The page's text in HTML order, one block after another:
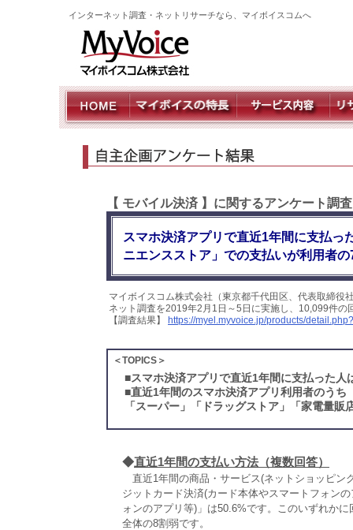
インターネット調査・ネットリサーチなら、マイボイスコムへ
【 モバイル決済 】に関するアンケート調
スマホ決済アプリで直近1年間に支払っ
ニエンスストア」での支払いが利用者の
マイボイスコム株式会社（東京都千代田区、代表取締役
ネット調査を2019年2月1日～5日に実施し、10,099件
【調査結果】
https://myel.myvoice.jp/products/
＜TOPICS＞
■スマホ決済アプリで直近1年間に支払った
■直近1年間のスマホ決済アプリ利用者のう
「スーパー」「ドラッグストア」「家電量販
◆直近1年間の支払い方法（複数回答）
直近1年間の商品・サービス(ネットショッピン
ジットカード決済(カード本体やスマートフォン
ォンのアプリ等)」は50.6%です。このいずれか
全体の8割弱です。